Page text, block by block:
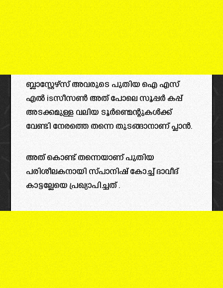
ബ്ലാസ്റ്റേഴ്സ് അവരുടെ പുതിയ ഐ എസ്
എൽ isസീസൺ അത് പോലെ സൂപ്പർ കപ്പ്
അടക്കമുള്ള വലിയ ടൂർണ്മെന്റുകൾക്ക്
വേണ്ടി നേരത്തെ തന്നെ തുടങ്ങാനാണ് പ്ലാൻ.
അത് കൊണ്ട് തന്നെയാണ് പുതിയ
പരിശീലകനായി സ്പാനിഷ് കോച്ച് ദാവീദ്
കാട്ടല്ലേയെ പ്രഖ്യാപിച്ചത് .